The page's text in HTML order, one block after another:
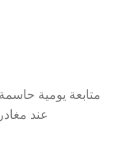
متابعة يومية
عند